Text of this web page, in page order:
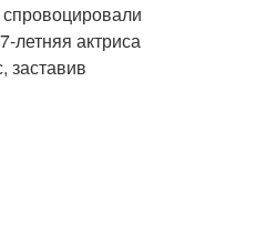
летняя актриса